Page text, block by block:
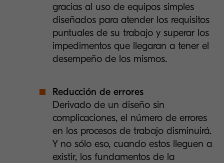
gracias al uso de equipos simples
diseñados para atender los requisitos
puntuales de su trabajo y superar los
impedimentos que llegaran a tener el
desempeño de los mismos.
Reducción de errores
Derivado de un diseño sin
complicaciones, el número de errores
en los procesos de trabajo disminuirá.
Y no sólo eso, cuando estos lleguen a
existir, los fundamentos de la